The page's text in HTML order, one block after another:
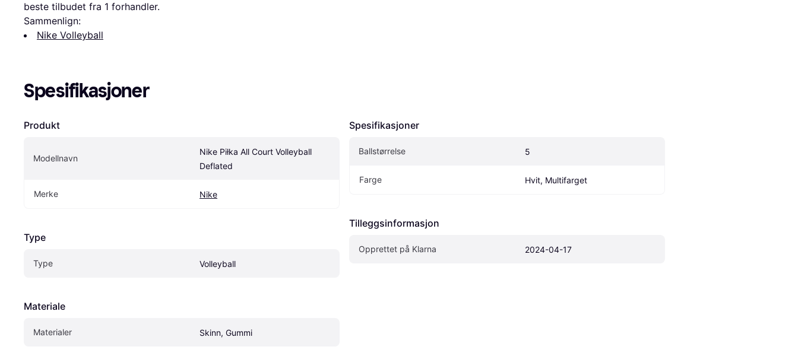
beste tilbudet fra 1 forhandler.
Sammenlign:
Nike Volleyball
Spesifikasjoner
Produkt
Modellnavn
Nike Piłka All Court Volleyball
Deflated
Merke Nike
Type
Type Volleyball
Materiale
Materialer Skinn, Gummi
Spesifikasjoner
Ballstørrelse 5
Farge Hvit, Multifarget
Tilleggsinformasjon
Opprettet på Klarna 2024-04-17